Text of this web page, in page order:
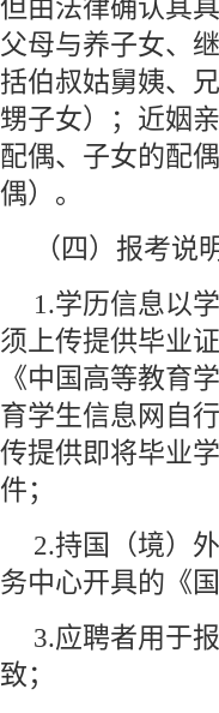
但由法律确认其
父母与养子女、
括伯叔姑舅姨、
甥子女）；近姻
配偶、子女的配
偶）。
（四）报考说
1.学历信息以
须上传提供毕业
《中国高等教育
育学生信息网自
传提供即将毕业
件；
2.持国（境）
务中心开具的《
3.应聘者用于
致；